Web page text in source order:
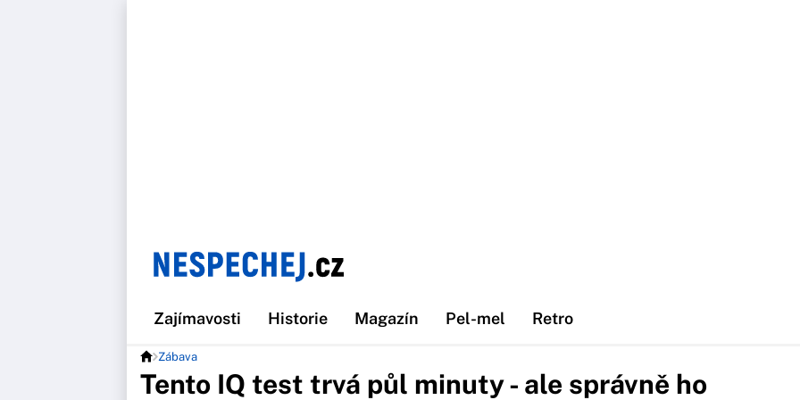
Zajímavosti Historie Magazín Pel-mel Retro
Zábava
Tento IQ test trvá půl minuty - ale správně ho